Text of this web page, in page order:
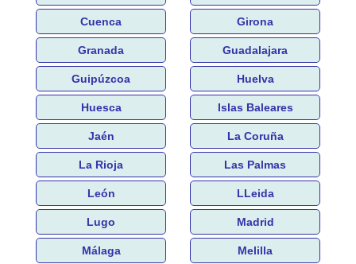
Cuenca Girona
Granada Guadalajara
Guipúzcoa Huelva
Huesca Islas Baleares
Jaén La Coruña
La Rioja Las Palmas
León LLeida
Lugo Madrid
Málaga Melilla